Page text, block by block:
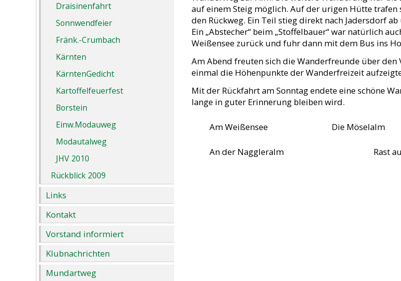
Draisinenfahrt
Sonnwendfeier
Fränk.-Crumbach
Kärnten
KärntenGedicht
Kartoffelfeuerfest
Borstein
Einw.Modauweg
Modautalweg
JHV 2010
Rückblick 2009
Links
Kontakt
Vorstand informiert
Klubnachrichten
Mundartweg
auf einem Steig möglich. Auf der urigen Hütte
den Rückweg. Ein Teil stieg direkt nach Jadersdorf
Ein „Abstecher“ beim „Stoffelbauer“ war natürlich
Weißensee zurück und fuhr dann mit dem Bus ins
Am Abend freuten sich die Wanderfreunde über den
einmal die Höhenpunkte der Wanderfreizeit
Mit der Rückfahrt am Sonntag endete eine schöne
lange in guter Erinnerung bleiben wird.
Am Weißensee Die
An der Naggleralm Rast auf der